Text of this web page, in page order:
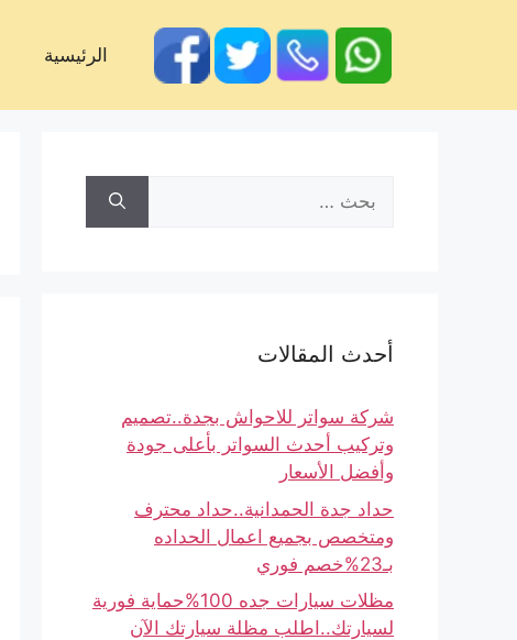
الرئيسية
أحدث المقالات
شركة سواتر للاحواش بجدة..تصميم
وتركيب أحدث السواتر بأعلى جودة
وأفضل الأسعار
حداد جدة الحمدانية..حداد محترف
ومتخصص بجميع اعمال الحداده
بـ23%خصم فوري
مظلات سيارات جده 100%حماية فورية
لسيارتك..اطلب مظلة سيارتك الآن